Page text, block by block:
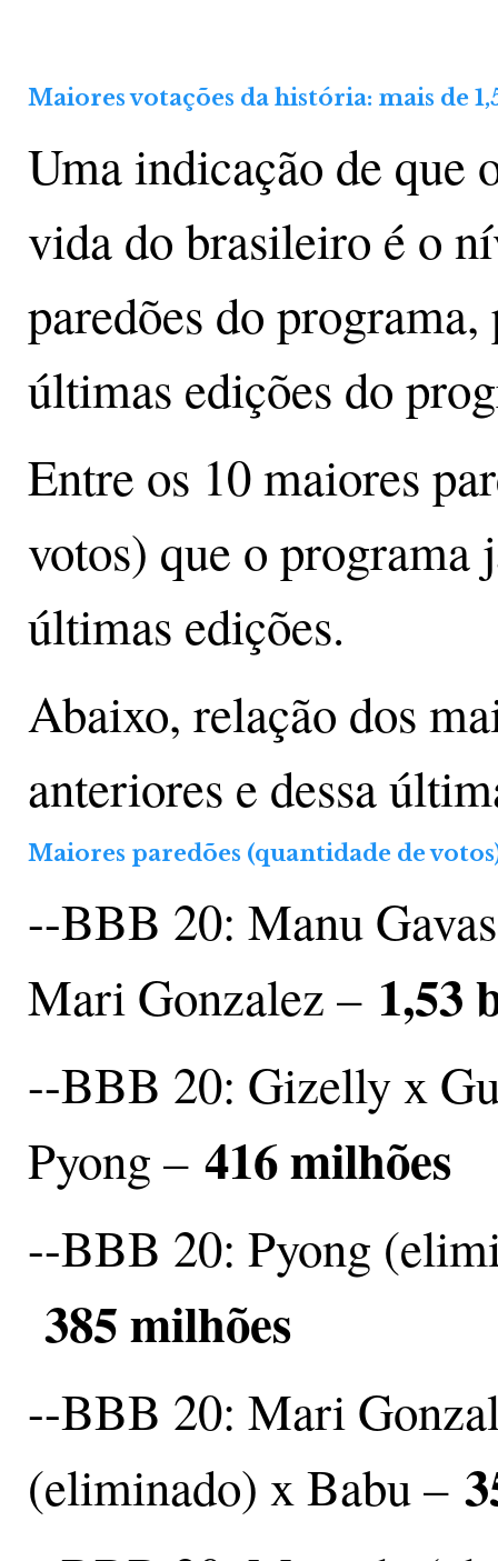
Maiores votações da história: mais de
Uma indicação de que
vida do brasileiro é o
paredões do
últimas edições do
Entre os 10 maiores
votos) que o programa
últimas edições.
Abaixo, relação dos
anteriores e dessa
Maiores paredões (quantidade de
--BBB 20: Manu
Mari Gonzalez – 1,53
--BBB 20: Gizelly x
Pyong – 416 milhões
--BBB 20: Pyong
385 milhões
--BBB 20: Mari
(eliminado) x Babu –